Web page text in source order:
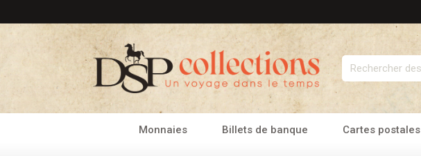
au
contenu
Rechercher
Monnaies Billets de banque Cartes postales